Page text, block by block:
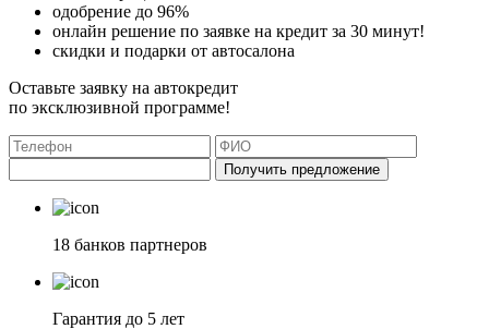
одобрение до 96%
онлайн решение по заявке на кредит за 30 минут!
скидки и подарки от автосалона
Оставьте заявку на автокредит
по эксклюзивной программе!
Получить предложение
18 банков партнеров
Гарантия до 5 лет